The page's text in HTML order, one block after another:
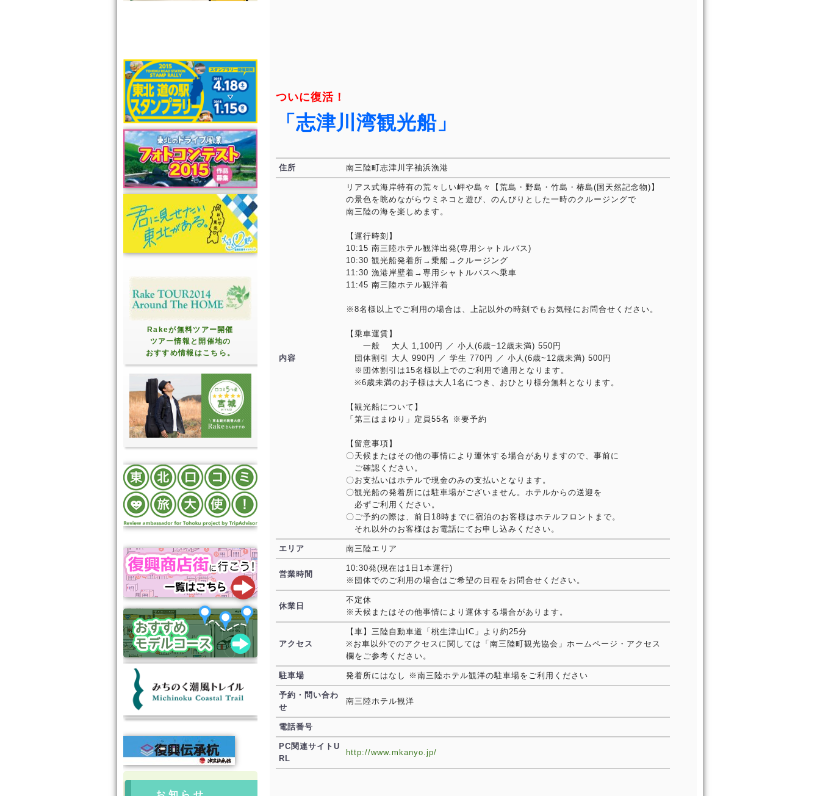
Rakeが無料ツアー開催
ツアー情報と開催地の
おすすめ情報はこちら。
ついに復活！
「志津川湾観光船」
住所 南三陸町志津川字袖浜漁港
内容
リアス式海岸特有の荒々しい岬や島々【荒島・野島・竹島・椿島(国天然記念物)】
の景色を眺めながらウミネコと遊び、のんびりとした一時のクルージングで
南三陸の海を楽しめます。
【運行時刻】
10:15 南三陸ホテル観洋出発(専用シャトルバス)
10:30 観光船発着所→乗船→クルージング
11:30 漁港岸壁着→専用シャトルバスへ乗車
11:45 南三陸ホテル観洋着
※8名様以上でご利用の場合は、上記以外の時刻でもお気軽にお問合せください。
【乗車運賃】
一般 大人 1,100円 ／ 小人(6歳~12歳未満) 550円
団体割引 大人 990円 ／ 学生 770円 ／ 小人(6歳~12歳未満) 500円
※団体割引は15名様以上でのご利用で適用となります。
※6歳未満のお子様は大人1名につき、おひとり様分無料となります。
【観光船について】
「第三はまゆり」定員55名 ※要予約
【留意事項】
〇天候またはその他の事情により運休する場合がありますので、事前に
ご確認ください。
〇お支払いはホテルで現金のみの支払いとなります。
〇観光船の発着所には駐車場がございません。ホテルからの送迎を
必ずご利用ください。
〇ご予約の際は、前日18時までに宿泊のお客様はホテルフロントまで。
それ以外のお客様はお電話にてお申し込みください。
エリア 南三陸エリア
営業時間
10:30発(現在は1日1本運行)
※団体でのご利用の場合はご希望の日程をお問合せください。
休業日
不定休
※天候またはその他事情により運休する場合があります。
アクセス
【車】三陸自動車道「桃生津山IC」より約25分
※お車以外でのアクセスに関しては「南三陸町観光協会」ホームページ・アクセス
欄をご参考ください。
駐車場 発着所にはなし ※南三陸ホテル観洋の駐車場をご利用ください
予約・問い合わ
せ
南三陸ホテル観洋
電話番号
PC関連サイトU
RL
http://www.mkanyo.jp/